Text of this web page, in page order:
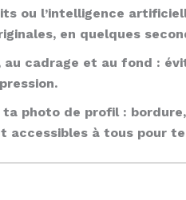
ou l’intelligence
en quelques
cadrage et au fond :
ta photo de profil :
accessibles à tous pour